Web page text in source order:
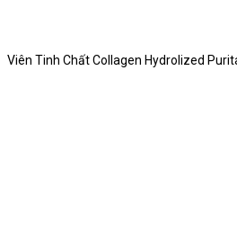
Viên Tinh Chất Collagen Hydrolized